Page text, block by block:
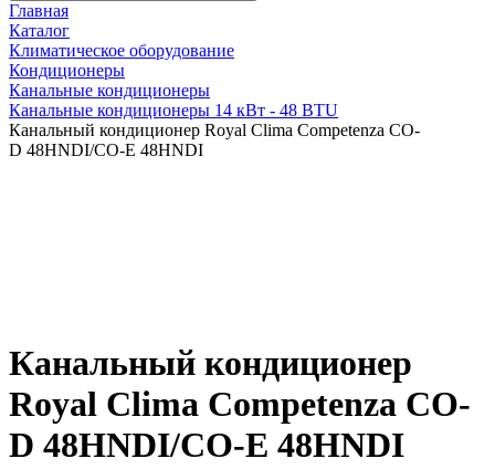
Главная
Каталог
Климатическое оборудование
Кондиционеры
Канальные кондиционеры
Канальные кондиционеры 14 кВт - 48 BTU
Канальный кондиционер Royal Clima Competenza CO-
D 48HNDI/CO-E 48HNDI
Канальный кондиционер
Royal Clima Competenza CO-
D 48HNDI/CO-E 48HNDI